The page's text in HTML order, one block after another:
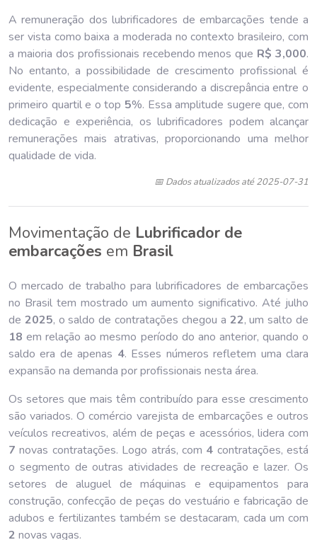
A remuneração dos lubrificadores de embarcações tende a
ser vista como baixa a moderada no contexto brasileiro, com
a maioria dos profissionais recebendo menos que R$ 3,000.
No entanto, a possibilidade de crescimento profissional é
evidente, especialmente considerando a discrepância entre o
primeiro quartil e o top 5%. Essa amplitude sugere que, com
dedicação e experiência, os lubrificadores podem alcançar
remunerações mais atrativas, proporcionando uma melhor
qualidade de vida.
📅 Dados atualizados até 2025-07-31
Movimentação de Lubrificador de
embarcações em Brasil
O mercado de trabalho para lubrificadores de embarcações
no Brasil tem mostrado um aumento significativo. Até julho
de 2025, o saldo de contratações chegou a 22, um salto de
18 em relação ao mesmo período do ano anterior, quando o
saldo era de apenas 4. Esses números refletem uma clara
expansão na demanda por profissionais nesta área.
Os setores que mais têm contribuído para esse crescimento
são variados. O comércio varejista de embarcações e outros
veículos recreativos, além de peças e acessórios, lidera com
7 novas contratações. Logo atrás, com 4 contratações, está
o segmento de outras atividades de recreação e lazer. Os
setores de aluguel de máquinas e equipamentos para
construção, confecção de peças do vestuário e fabricação de
adubos e fertilizantes também se destacaram, cada um com
2 novas vagas.